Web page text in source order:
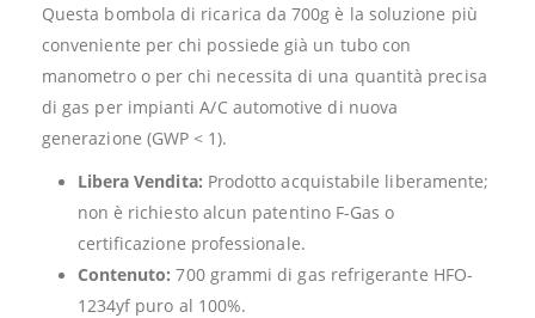
Questa bombola di ricarica da 700g è la soluzione più
conveniente per chi possiede già un tubo con
manometro o per chi necessita di una quantità precisa
di gas per impianti A/C automotive di nuova
generazione (GWP < 1).
Libera Vendita: Prodotto acquistabile liberamente;
non è richiesto alcun patentino F-Gas o
certificazione professionale.
Contenuto: 700 grammi di gas refrigerante HFO-
1234yf puro al 100%.